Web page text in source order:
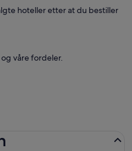
hoteller etter at du bestiller
våre fordeler.